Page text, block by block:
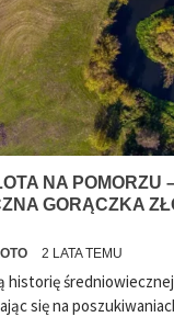
NA POMORZU
GORĄCZKA
2 LATA TEMU
historię
się na